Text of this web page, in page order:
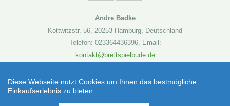
Andre Badke
Kottwitzstr. 56 20253 Hamburg Deutschland
Telefon: 023364436396, Email:
kontakt@brettspielbude.de
Brettspielbude.de
Topp die Torte! Schmidt Spiele (Brettspiel) |
Diese Webseite nutzt Cookies um Ihnen das bestmögliche
Einkaufserlebnis zu bieten.
SEHR GUT (4.86 / 5)